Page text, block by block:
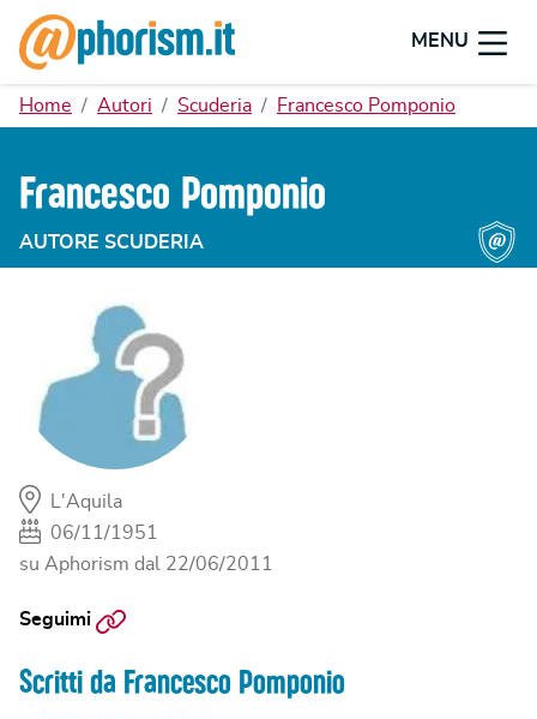
MENU
Home Autori Scuderia Francesco Pomponio
Francesco Pomponio
AUTORE SCUDERIA
L'Aquila
06/11/1951
su Aphorism dal 22/06/2011
Seguimi Sito
Scritti da Francesco Pomponio